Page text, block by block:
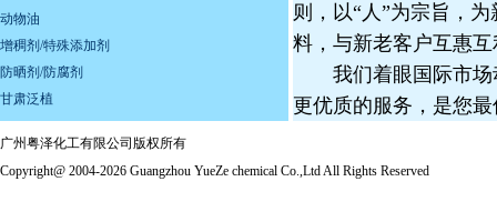
动物油
增稠剂/特殊添加剂
防晒剂/防腐剂
甘肃泛植
则，以“人”为宗旨，
料，与新老客户互惠
我们着眼国际市场
更优质的服务，是您
广州粤泽化工有限公司版权所有
Copyright@ 2004-2026 Guangzhou YueZe chemical Co.,Ltd All Rights Reserved